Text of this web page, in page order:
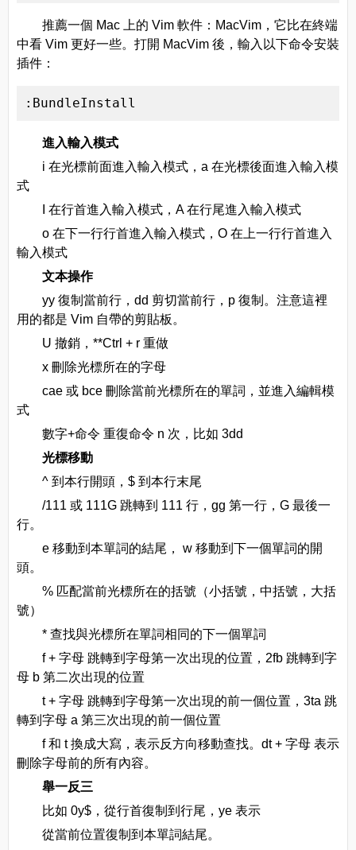
推薦一個 Mac 上的 Vim 軟件：MacVim，它比在終端
中看 Vim 更好一些。打開 MacVim 後，輸入以下命令安裝
插件：
:BundleInstall
進入輸入模式
i 在光標前面進入輸入模式，a 在光標後面進入輸入模
式
I 在行首進入輸入模式，A 在行尾進入輸入模式
o 在下一行行首進入輸入模式，O 在上一行行首進入
輸入模式
文本操作
yy 復制當前行，dd 剪切當前行，p 復制。注意這裡
用的都是 Vim 自帶的剪貼板。
U 撤銷，**Ctrl + r 重做
x 刪除光標所在的字母
cae 或 bce 刪除當前光標所在的單詞，並進入編輯模
式
數字+命令 重復命令 n 次，比如 3dd
光標移動
^ 到本行開頭，$ 到本行末尾
/111 或 111G 跳轉到 111 行，gg 第一行，G 最後一
行。
e 移動到本單詞的結尾， w 移動到下一個單詞的開
頭。
% 匹配當前光標所在的括號（小括號，中括號，大括
號）
* 查找與光標所在單詞相同的下一個單詞
f + 字母 跳轉到字母第一次出現的位置，2fb 跳轉到字
母 b 第二次出現的位置
t + 字母 跳轉到字母第一次出現的前一個位置，3ta 跳
轉到字母 a 第三次出現的前一個位置
f 和 t 換成大寫，表示反方向移動查找。dt + 字母 表示
刪除字母前的所有內容。
舉一反三
比如 0y$，從行首復制到行尾，ye 表示
從當前位置復制到本單詞結尾。